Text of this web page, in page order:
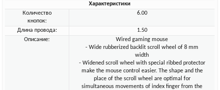
Характеристики
Количество
кнопок:
6.00
Длина провода:
1.50
Описание:
Wired gaming mouse
- Wide rubberized backlit scroll wheel of 8 mm
width
- Widened scroll wheel with special ribbed protector
make the mouse control easier. The shape and the
place of the scroll wheel are optimal for
simultaneous movements of index finger from the